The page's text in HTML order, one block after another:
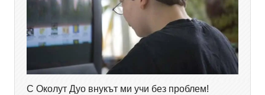
С Околут Дуо внукът ми учи без проблем!